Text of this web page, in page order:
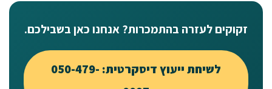
זקוקים לעזרה בהתמכרות? אנחנו כאן בשבילכם.
לשיחת ייעוץ דיסקרטית: 050-479-